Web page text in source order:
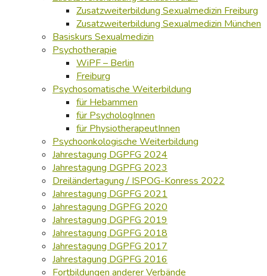
Zusatzweiterbildung Sexualmedizin Freiburg
Zusatzweiterbildung Sexualmedizin München
Basiskurs Sexualmedizin
Psychotherapie
WiPF – Berlin
Freiburg
Psychosomatische Weiterbildung
für Hebammen
für PsychologInnen
für PhysiotherapeutInnen
Psychoonkologische Weiterbildung
Jahrestagung DGPFG 2024
Jahrestagung DGPFG 2023
Dreiländertagung / ISPOG-Konress 2022
Jahrestagung DGPFG 2021
Jahrestagung DGPFG 2020
Jahrestagung DGPFG 2019
Jahrestagung DGPFG 2018
Jahrestagung DGPFG 2017
Jahrestagung DGPFG 2016
Fortbildungen anderer Verbände